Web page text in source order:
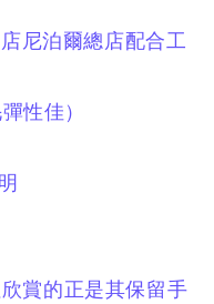
店尼泊爾總店配合工
性佳）
賞的正是其保留手